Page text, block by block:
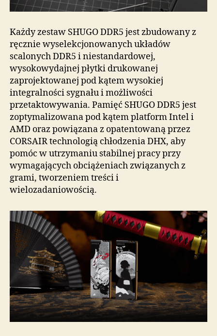
Każdy zestaw SHUGO DDR5 jest zbudowany z
ręcznie wyselekcjonowanych układów
scalonych DDR5 i niestandardowej,
wysokowydajnej płytki drukowanej
zaprojektowanej pod kątem wysokiej
integralności sygnału i możliwości
przetaktowywania. Pamięć SHUGO DDR5 jest
zoptymalizowana pod kątem platform Intel i
AMD oraz powiązana z opatentowaną przez
CORSAIR technologią chłodzenia DHX, aby
pomóc w utrzymaniu stabilnej pracy przy
wymagających obciążeniach związanych z
grami, tworzeniem treści i
wielozadaniowością.